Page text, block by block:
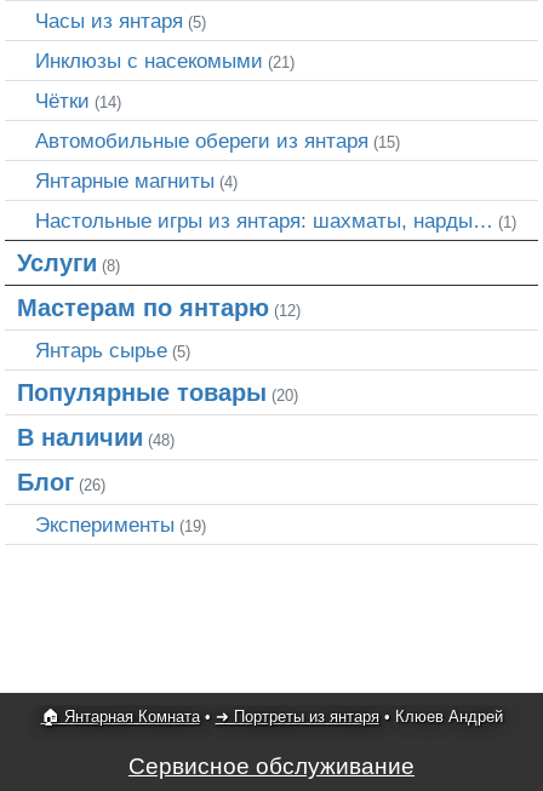
Часы из янтаря (5)
Инклюзы с насекомыми (21)
Чётки (14)
Автомобильные обереги из янтаря (15)
Янтарные магниты (4)
Настольные игры из янтаря: шахматы, нарды… (1)
Услуги (8)
Мастерам по янтарю (12)
Янтарь сырье (5)
Популярные товары (20)
В наличии (48)
Блог (26)
Эксперименты (19)
🏠 Янтарная Комната• ➜ Портреты из янтаря • Клюев Андрей
Сервисное обслуживание